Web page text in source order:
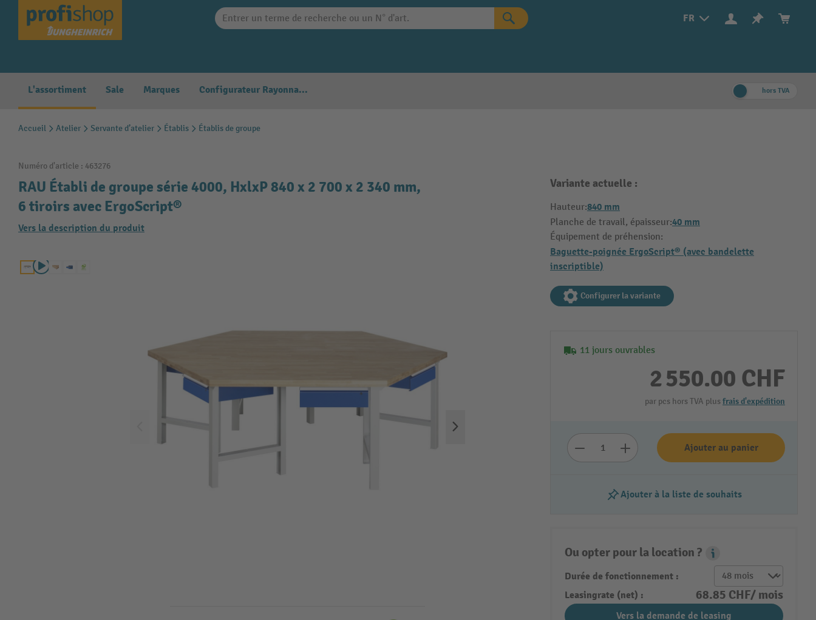
Skip to main navigation FR
L'assortiment Sale Marques Configurateur Rayonnages hors TVA
Accueil Atelier Servante d’atelier Établis Établis de groupe
Numéro d'article : 463276
RAU Établi de groupe série 4000, HxlxP 840 x 2 700 x 2 340 mm,
6 tiroirs avec ErgoScript®
Vers la description du produit
Variante actuelle :
Hauteur:840 mm
Planche de travail, épaisseur:40 mm
Équipement de préhension:
Baguette-poignée ErgoScript® (avec bandelette
inscriptible)
Configurer la variante
11 jours ouvrables
2 550.00 CHF
par pcs hors TVA plus frais d'expédition
Ajouter au panier
Ajouter à la liste de souhaits
Ou opter pour la location ?
Leasing Popover
Durée de fonctionnement :
Leasingrate (net) :
68.85 CHF/ mois
Vers la demande de leasing